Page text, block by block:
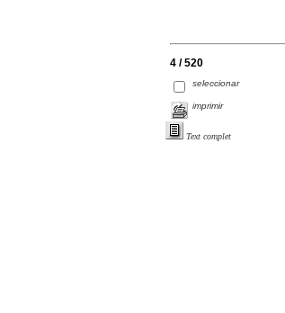
4 / 520
seleccionar
imprimir
Text complet